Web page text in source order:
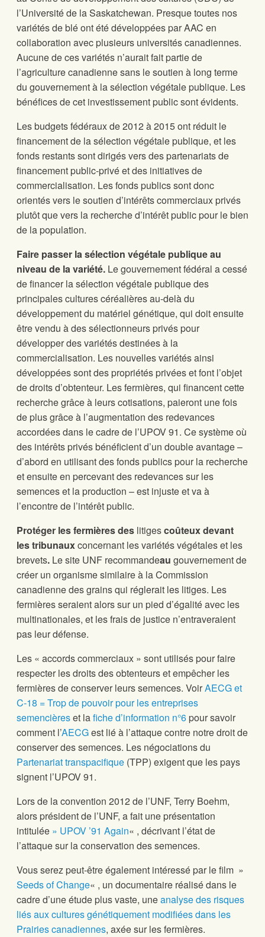
l’Université de la Saskatchewan. Presque toutes nos
variétés de blé ont été développées par AAC en
collaboration avec plusieurs universités canadiennes.
Aucune de ces variétés n’aurait fait partie de
l’agriculture canadienne sans le soutien à long terme
du gouvernement à la sélection végétale publique. Les
bénéfices de cet investissement public sont évidents.
Les budgets fédéraux de 2012 à 2015 ont réduit le
financement de la sélection végétale publique, et les
fonds restants sont dirigés vers des partenariats de
financement public-privé et des initiatives de
commercialisation. Les fonds publics sont donc
orientés vers le soutien d’intérêts commerciaux privés
plutôt que vers la recherche d’intérêt public pour le bien
de la population.
Faire passer la sélection végétale publique au
niveau de la variété. Le gouvernement fédéral a cessé
de financer la sélection végétale publique des
principales cultures céréalières au-delà du
développement du matériel génétique, qui doit ensuite
être vendu à des sélectionneurs privés pour
développer des variétés destinées à la
commercialisation. Les nouvelles variétés ainsi
développées sont des propriétés privées et font l’objet
de droits d’obtenteur. Les fermières, qui financent cette
recherche grâce à leurs cotisations, paieront une fois
de plus grâce à l’augmentation des redevances
accordées dans le cadre de l’UPOV 91. Ce système où
des intérêts privés bénéficient d’un double avantage –
d’abord en utilisant des fonds publics pour la recherche
et ensuite en percevant des redevances sur les
semences et la production – est injuste et va à
l’encontre de l’intérêt public.
Protéger les fermières des litigescoûteux devant
les tribunauxconcernant les variétés végétales et les
brevets. Le site UNF recommandeau gouvernement de
créer un organisme similaire à la Commission
canadienne des grains qui réglerait les litiges. Les
fermières seraient alors sur un pied d’égalité avec les
multinationales, et les frais de justice n’entraveraient
pas leur défense.
Les « accords commerciaux » sont utilisés pour faire
respecter les droits des obtenteurs et empêcher les
fermières de conserver leurs semences. VoirAECG et
C-18 = Trop de pouvoir pour les entreprises
semencièreset lafiche d’information n°6pour savoir
comment l’AECGest lié à l’attaque contre notre droit de
conserver des semences. Les négociations du
Partenariat transpacifique (TPP) exigent que les pays
signent l’UPOV 91.
Lors de la convention 2012 de l’UNF, Terry Boehm,
alors président de l’UNF, a fait une présentation
intitulée » UPOV ’91 Again« , décrivant l’état de
l’attaque sur la conservation des semences.
Vous serez peut-être également intéressé par le film »
Seeds of Change« , un documentaire réalisé dans le
cadre d’une étude plus vaste, uneanalyse des risques
liés aux cultures génétiquement modifiées dans les
Prairies canadiennes, axée sur les fermières.